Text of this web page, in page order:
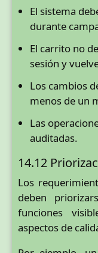
El sistema
durante
El carrito no
sesión y
Los cambios
menos de un
Las
auditadas.
14.12
Los
deben
funciones
aspectos de